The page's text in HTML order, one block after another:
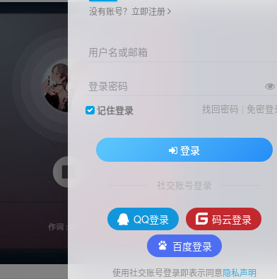
没有账号？立即注册
用户名或邮箱
登录密码
记住登录 找回密码 免密登
登录
社交账号登录
QQ登录
码云登录
百度登录
使用社交账号登录即表示同意隐私声明